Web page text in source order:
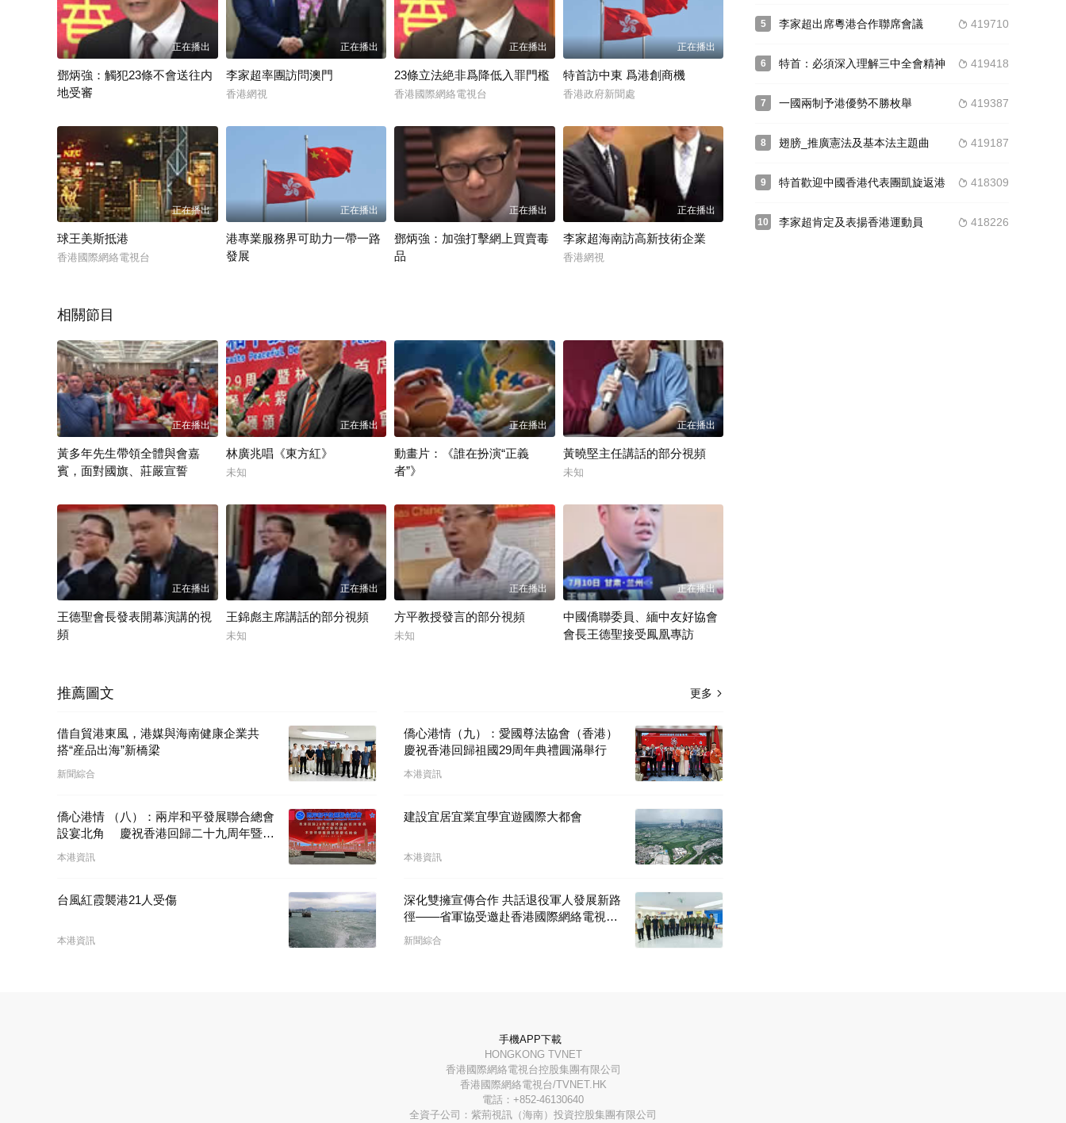
正在播出
鄧炳強：觸犯23條不會送往内
地受審
正在播出
李家超率團訪問澳門
香港網視
正在播出
23條立法絶非爲降低入罪門檻
香港國際網絡電視台
正在播出
特首訪中東 爲港創商機
香港政府新聞處
正在播出
球王美斯抵港
香港國際網絡電視台
正在播出
港專業服務界可助力一帶一路
發展
正在播出
鄧炳強：加強打擊網上買賣毒
品
正在播出
李家超海南訪高新技術企業
香港網視
相關節目
正在播出
黃多年先生帶領全體與會嘉
賓，面對國旗、莊嚴宣誓
正在播出
林廣兆唱《東方紅》
未知
正在播出
動畫片：《誰在扮演“正義
者”》
正在播出
黃曉堅主任講話的部分視頻
未知
正在播出
王德聖會長發表開幕演講的視
頻
正在播出
王錦彪主席講話的部分視頻
未知
正在播出
方平教授發言的部分視頻
未知
正在播出
中國僑聯委員、緬中友好協會
會長王德聖接受鳳凰專訪
更多 
推薦圖文
借自貿港東風，港媒與海南健康企業共
搭“産品出海”新橋梁
新聞綜合
僑心港情（九）：愛國尊法協會（香港）
慶祝香港回歸祖國29周年典禮圓滿舉行
本港資訊
僑心港情 （八）：兩岸和平發展聯合總會
設宴北角 慶祝香港回歸二十九周年暨林
廣兆首席會長榮膺大紫荊勳章
本港資訊
建設宜居宜業宜學宜遊國際大都會
本港資訊
台風紅霞襲港21人受傷
本港資訊
深化雙擁宣傳合作 共話退役軍人發展新路
徑——省軍協受邀赴香港國際網絡電視台
開展座談交流
新聞綜合
5  419710
李家超出席粵港合作聯席會議
6  419418
特首：必須深入理解三中全會精神
7  419387
一國兩制予港優勢不勝枚舉
8  419187
翅膀_推廣憲法及基本法主題曲
9  418309
特首歡迎中國香港代表團凱旋返港
10  418226
李家超肯定及表揚香港運動員
手機APP下載
HONGKONG TVNET
香港國際網絡電視台控股集團有限公司
香港國際網絡電視台/TVNET.HK
電話：+852-46130640
全資子公司：紫荊視訊（海南）投資控股集團有限公司